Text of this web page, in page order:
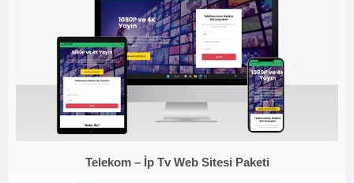
Telekom – İp Tv Web Sitesi Paketi